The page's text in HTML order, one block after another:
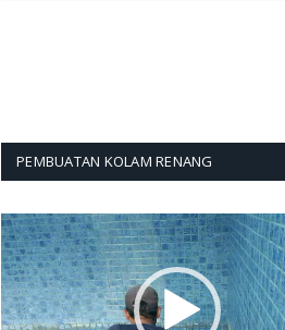
PEMBUATAN KOLAM RENANG
Pemutar
Video